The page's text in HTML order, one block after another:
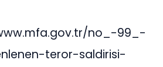
no_-99_-
teror-saldirisi-